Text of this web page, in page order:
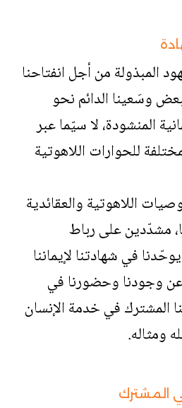
المبذولة من أجل انفتاحنا
وسَعينا الدائم نحو
المنشودة، لا سيّما عبر
للحوارات اللاهوتية
اللاهوتية والعقائدية
مشدّدين على رباط
في شهادتنا لإيماننا
وجودنا وحضورنا في
المشترك في خدمة الإنسان
ومثاله.
المشترك